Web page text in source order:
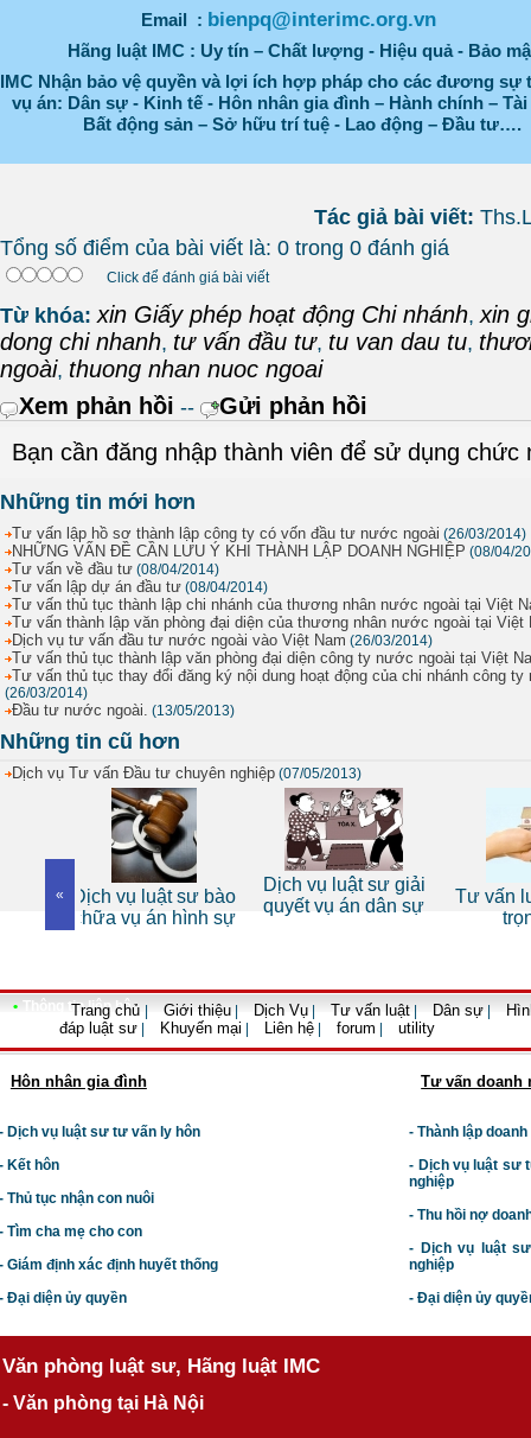
Email : bienpq@interimc.org.vn
Hãng luật IMC : Uy tín – Chất lượng - Hiệu quả - Bảo
IMC Nhận bảo vệ quyền và lợi ích hợp pháp cho các đương sự
vụ án: Dân sự - Kinh tế - Hôn nhân gia đình – Hành chính –
Bất động sản – Sở hữu trí tuệ - Lao động – Đầu tư….
Tác giả bài viết:
Tổng số điểm của bài viết là: 0 trong 0 đánh giá
Click để đánh giá bài viết
Từ khóa: xin Giấy phép hoạt động Chi nhánh, xin
dong chi nhanh, tư vấn đầu tư, tu van dau tu,
ngoài, thuong nhan nuoc ngoai
Xem phản hồi --
Gửi phản hồi
Bạn cần đăng nhập thành viên để sử dụng chức
Những tin mới hơn
Tư vấn lập hồ sơ thành lập công ty có vốn đầu tư nước ngoài (26/03/2014)
NHỮNG VẤN ĐỀ CẦN LƯU Ý KHI THÀNH LẬP DOANH NGHIỆP (08/04/
Tư vấn về đầu tư (08/04/2014)
Tư vấn lập dự án đầu tư (08/04/2014)
Tư vấn thủ tục thành lập chi nhánh của thương nhân nước ngoài tại Việt
Tư vấn thành lập văn phòng đại diện của thương nhân nước ngoài tại Việt
Dịch vụ tư vấn đầu tư nước ngoài vào Việt Nam (26/03/2014)
Tư vấn thủ tục thành lập văn phòng đại diện công ty nước ngoài tại Việt
Tư vấn thủ tục thay đổi đăng ký nội dung hoạt động của chi nhánh công
(26/03/2014)
Đầu tư nước ngoài. (13/05/2013)
Những tin cũ hơn
Dịch vụ Tư vấn Đầu tư chuyên nghiệp (07/05/2013)
«
luật sư bào
án hình sự
Dịch vụ luật sư giải
quyết vụ án dân sự
Tư vấn luật đất đai
trọn gói
• Thông tin liên hệ
Trang chủ Giới thiệu Dịch Vụ Tư vấn luật Dân sự
đáp luật sư
Khuyến mại Liên hệ forum utility
Hôn nhân gia đình
Dịch vụ luật sư tư vấn ly hôn
Kết hôn
Thủ tục nhận con nuôi
Tìm cha mẹ cho con
Giám định xác định huyết thống
Đại diện ủy quyền
Tư vấn doanh
- Thành lập
- Dịch vụ luật sư t
nghiệp
- Thu hồi nợ
- Dịch vụ luật
nghiệp
- Đại diện ủy
Văn phòng luật sư, Hãng luật IMC
- Văn phòng tại Hà Nội